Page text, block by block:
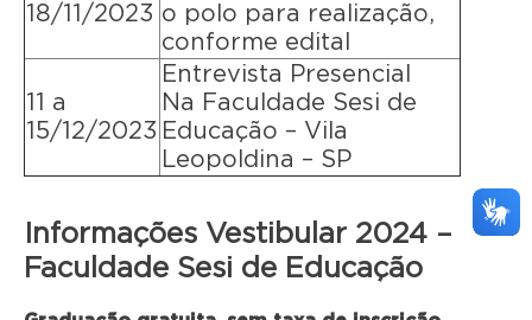
18/11/2023 o polo para realização,
conforme edital
11 a
15/12/2023
Entrevista Presencial
Na Faculdade Sesi de
Educação – Vila
Leopoldina – SP
Informações Vestibular 2024 –
Faculdade Sesi de Educação